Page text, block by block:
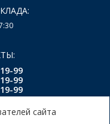
99
99
99
сайта